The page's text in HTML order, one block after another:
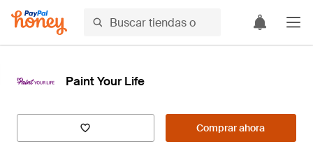
Paint Your Life
Comprar ahora